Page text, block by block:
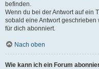
befinden.
Wenn du bei der Antwort auf ein
sobald eine Antwort geschrieben
für dich abonniert.
Nach oben
Wie kann ich ein Forum